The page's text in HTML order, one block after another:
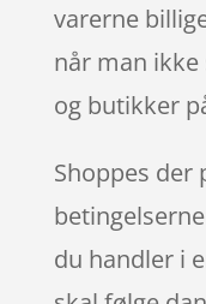
varerne
når man
og butikker
Shoppes der
du handler i